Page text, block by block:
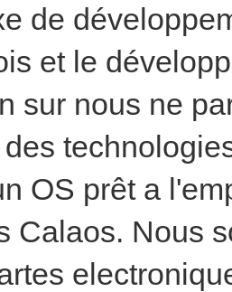
de
et le
sur nous ne
OS prêt a
Calaos. Nous